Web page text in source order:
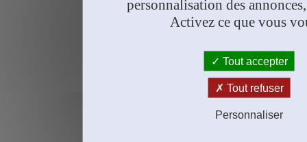
personnalisation des
Activez ce que vous
Tout accepter
Tout refuser
Personnaliser